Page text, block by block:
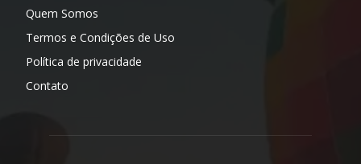
Quem Somos
Termos e Condições de Uso
Política de privacidade
Contato